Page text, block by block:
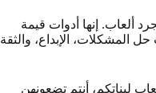
ألعاب. إنها أدوات قيمة
المشكلات، الإبداع، والثقة
لبناتكم، أنتم تضعونهن